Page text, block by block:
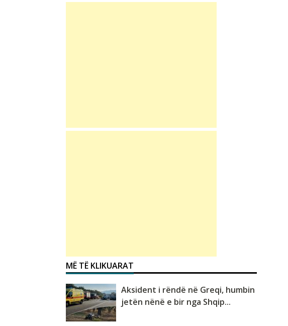
MË TË KLIKUARAT
Aksident i rëndë në Greqi, humbin
jetën nënë e bir nga Shqip...